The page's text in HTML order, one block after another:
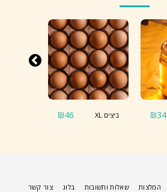
₪34 ביצים XL ₪46
המלצות שאלות ותשובות בלוג צור קשר